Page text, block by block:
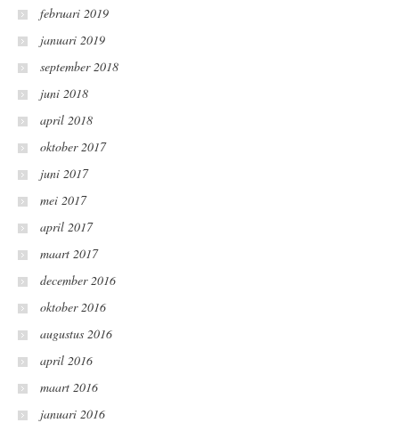
februari 2019
januari 2019
september 2018
juni 2018
april 2018
oktober 2017
juni 2017
mei 2017
april 2017
maart 2017
december 2016
oktober 2016
augustus 2016
april 2016
maart 2016
januari 2016